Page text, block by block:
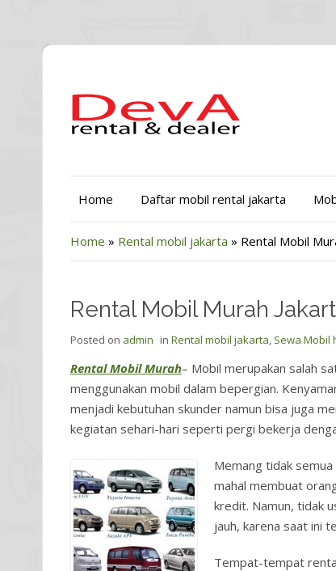
Home Daftar mobil rental jakarta
Home » Rental mobil jakarta » Rental Mobil
Rental Mobil Murah
Posted on admin in Rental mobil jakarta, Sewa Mobil
Rental Mobil Murah– Mobil merupakan salah
menggunakan mobil dalam bepergian.
menjadi kebutuhan skunder namun bisa juga
kegiatan sehari-hari seperti pergi bekerja
Memang tidak
mahal membuat
kredit. Namun, tidak
jauh, karena saat ini
Tempat-tempat